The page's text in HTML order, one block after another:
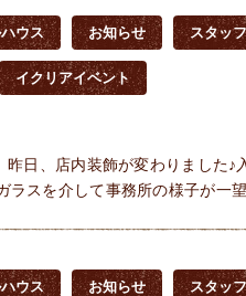
ウス お知らせ スタッフ
イクリアイベント
昨日、店内装飾が変わりました♪
ラスを介して事務所の様子が一
ウス お知らせ スタッフ